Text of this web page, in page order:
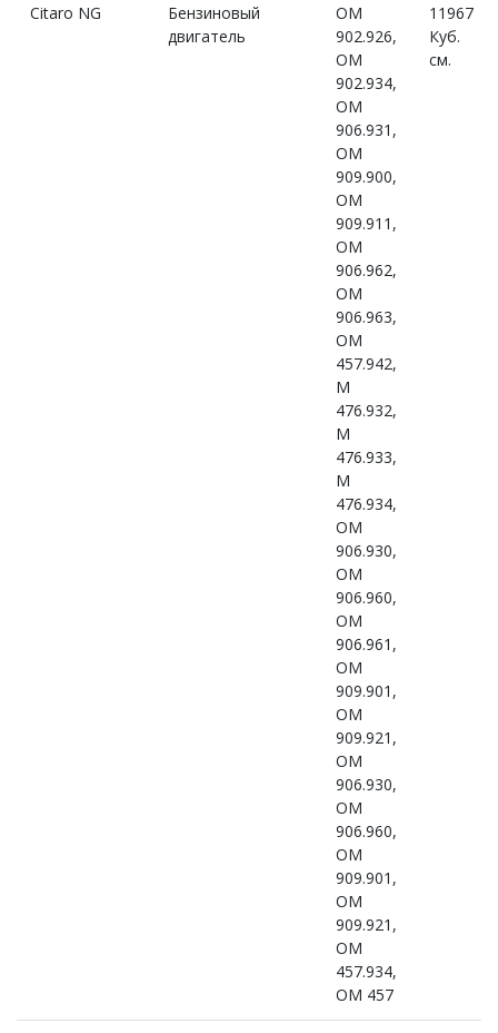
Citaro NG
Бензиновый
двигатель
OM
902.926,
OM
902.934,
OM
906.931,
OM
909.900,
OM
909.911,
OM
906.962,
OM
906.963,
OM
457.942,
M
476.932,
M
476.933,
M
476.934,
OM
906.930,
OM
906.960,
OM
906.961,
OM
909.901,
OM
909.921,
OM
906.930,
OM
906.960,
OM
909.901,
OM
909.921,
OM
457.934,
OM 457
11967
Куб.
см.